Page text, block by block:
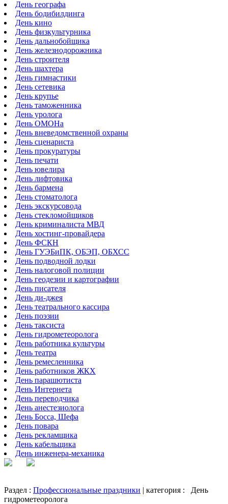
День географа
День бодибилдинга
День кино
День физкультурника
День дальнобойщика
День железнодорожника
День строителя
День шахтера
День гимнастики
День сетевика
День крупье
День таможенника
День уролога
День ОМОНа
День вневедомственной охраны
День сценариста
День прокуратуры
День печати
День ювелира
День лифтовика
День бармена
День стоматолога
День экскурсовода
День стекломойщиков
День криминалиста МВД
День хостинг-провайдера
День ФСКН
День ГУЭБиПК, ОБЭП, ОБХСС
День подводной лодки
День налоговой полиции
День геодезии и картографии
День писателя
День ди-джея
День театрального кассира
День поэзии
День таксиста
День гидрометеоролога
День работника культуры
День театра
День ремесленника
День работников ЖКХ
День парашютиста
День Интернета
День переводчика
День анестезиолога
День Босса, Шефа
День повара
День рекламщика
День кабельщика
День инженера-механика
Раздел : Профессиональные праздники | категория : День
гидрометеоролога